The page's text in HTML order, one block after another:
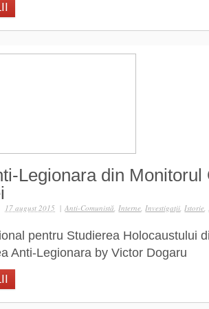
Legionara din Monitorul
| Anti-Comunistă,Interne,Investigaţii,Istorie,
17 august 2015
pentru Studierea Holocaustului
Anti-Legionara by Victor Dogaru